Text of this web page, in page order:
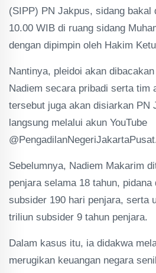
(SIPP) PN Jakpus, sidang bakal
10.00 WIB di ruang sidang
dengan dipimpin oleh Hakim
Nantinya, pleidoi akan
Nadiem secara pribadi serta tim
tersebut juga akan disiarkan PN
langsung melalui akun YouTube
Sebelumnya, Nadiem Makarim
penjara selama 18 tahun, pidana
subsider 190 hari penjara, serta
triliun subsider 9 tahun penjara.
Dalam kasus itu, ia didakwa
merugikan keuangan negara